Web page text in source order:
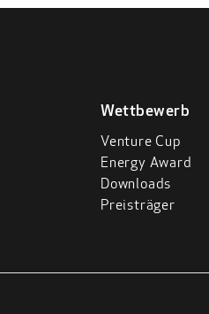
Wettbewerb
Venture Cup
Energy Award
Downloads
Preisträger